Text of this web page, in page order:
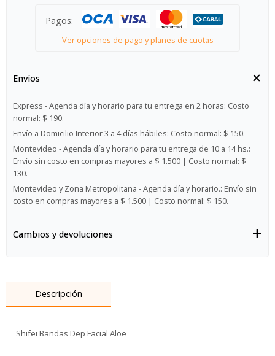
Pagos:
Ver opciones de pago y planes de cuotas
Envíos
Express - Agenda día y horario para tu entrega en 2 horas: Costo
normal: $ 190.
Envío a Domicilio Interior 3 a 4 días hábiles: Costo normal: $ 150.
Montevideo - Agenda día y horario para tu entrega de 10 a 14 hs.:
Envío sin costo en compras mayores a $ 1.500 | Costo normal: $
130.
Montevideo y Zona Metropolitana - Agenda día y horario.: Envío sin
costo en compras mayores a $ 1.500 | Costo normal: $ 150.
Cambios y devoluciones
Descripción
Shifei Bandas Dep Facial Aloe